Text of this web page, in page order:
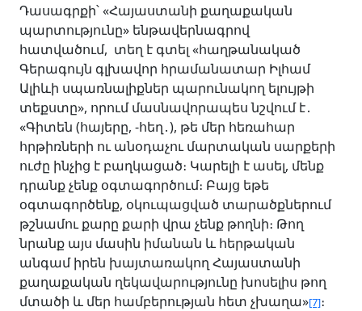
Դասագրքի՝ «Հայաստանի քաղաքական
պարտությունը» ենթավերնագրով
հատվածում, տեղ է գտել «հաղթանակած
Գերագույն գլխավոր հրամանատար Իլհամ
Ալիևի սպառնալիքներ պարունակող ելույթի
տեքստը», որում մասնավորապես նշվում է․
«Գիտեն (հայերը, -հեղ․), թե մեր հեռահար
հրթիռների ու անօդաչու մարտական սարքերի
ուժը ինչից է բաղկացած։ Կարելի է ասել, մենք
դրանք չենք օգտագործում։ Բայց եթե
օգտագործենք, օկուպացված տարածքներում
թշնամու քարը քարի վրա չենք թողնի։ Թող
նրանք այս մասին իմանան և հերթական
անգամ իրեն խայտառակող Հայաստանի
քաղաքական ղեկավարությունը խոսելիս թող
մտածի և մեր համբերության հետ չխաղա»[7]։